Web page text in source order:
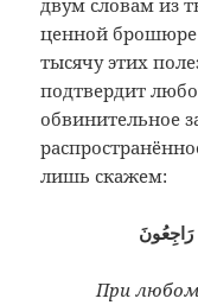
двум словам из
ценной брошюре
тысячу этих
подтвердит
обвинительное
лишь скажем:
При любом